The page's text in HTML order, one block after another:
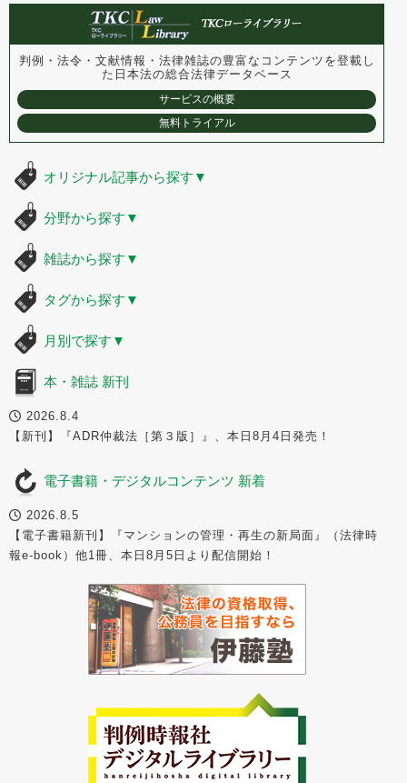
判例・法令・文献情報・法律雑誌の豊富なコンテンツを登載し
た 日本法の総合法律データベース
サービスの概要
無料トライアル
オリジナル記事から探す ▼
分野から探す ▼
雑誌から探す ▼
タグから探す ▼
月別で探す ▼
本・雑誌 新刊
2026.8.4
【新刊】『ADR仲裁法［第３版］』、本日8月4日発売！
電子書籍・デジタルコンテンツ 新着
2026.8.5
【電子書籍新刊】『マンションの管理・再生の新局面』（法律時
報e-book）他1冊、本日8月5日より配信開始！